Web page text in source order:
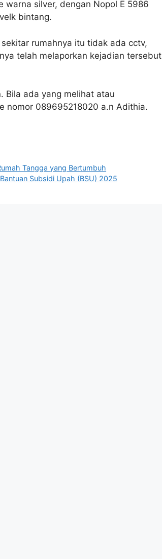
silver, dengan Nopol E 5986
bintang.
rumahnya itu tidak ada cctv,
telah melaporkan kejadian tersebut
Bila ada yang melihat atau
nomor 089695218020 a.n Adithia.
Tangga yang Bertumbuh
Subsidi Upah (BSU) 2025